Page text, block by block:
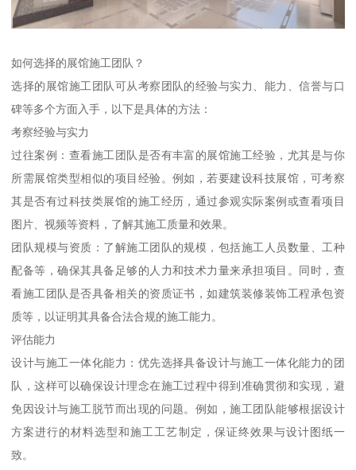
如何选择的展馆施工团队？
选择的展馆施工团队可从考察团队的经验与实力、能力、信誉与口
碑等多个方面入手，以下是具体的方法：
考察经验与实力
过往案例：查看施工团队是否有丰富的展馆施工经验，尤其是与你
所需展馆类型相似的项目经验。例如，若要建设科技展馆，可考察
其是否有过科技类展馆的施工经历，通过参观实际案例或查看项目
图片、视频等资料，了解其施工质量和效果。
团队规模与资质：了解施工团队的规模，包括施工人员数量、工种
配备等，确保其具备足够的人力和技术力量来承担项目。同时，查
看施工团队是否具备相关的资质证书，如建筑装修装饰工程承包资
质等，以证明其具备合法合规的施工能力。
评估能力
设计与施工一体化能力：优先选择具备设计与施工一体化能力的团
队，这样可以确保设计理念在施工过程中得到准确贯彻和实现，避
免因设计与施工脱节而出现的问题。例如，施工团队能够根据设计
方案进行的材料选型和施工工艺制定，保证终效果与设计图纸一
致。